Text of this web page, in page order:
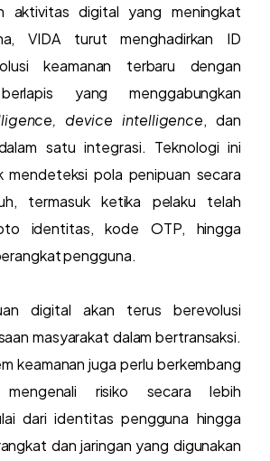
aktivitas digital yang meningkat
VIDA turut menghadirkan ID
keamanan terbaru dengan
yang menggabungkan
device intelligence, dan
satu integrasi. Teknologi ini
mendeteksi pola penipuan secara
termasuk ketika pelaku telah
identitas, kode OTP, hingga
pengguna.
digital akan terus berevolusi
masyarakat dalam bertransaksi.
keamanan juga perlu berkembang
risiko secara lebih
dari identitas pengguna hingga
dan jaringan yang digunakan